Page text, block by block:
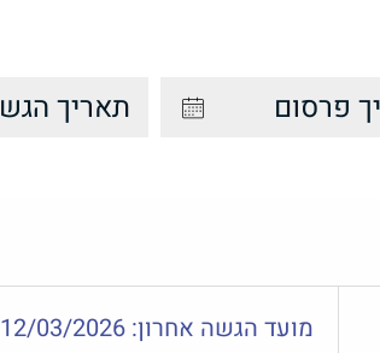
מועד הגשה אחרון: 12/03/2026